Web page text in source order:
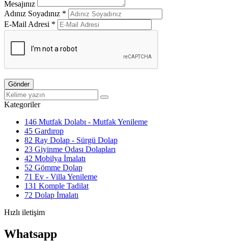
Mesajınız
Adınız Soyadınız *
E-Mail Adresi *
Gönder
Kategoriler
146 Mutfak Dolabı - Mutfak Yenileme
45 Gardırop
82 Ray Dolap - Sürgü Dolap
23 Giyinme Odası Dolapları
42 Mobilya İmalatı
52 Gömme Dolap
71 Ev - Villa Yenileme
131 Komple Tadilat
72 Dolap İmalatı
Hızlı iletişim
Whatsapp